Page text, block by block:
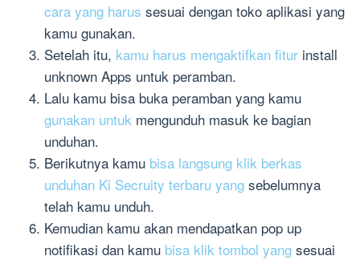
cara yang harus sesuai dengan toko aplikasi yang
kamu gunakan.
Setelah itu, kamu harus mengaktifkan fitur install
unknown Apps untuk peramban.
Lalu kamu bisa buka peramban yang kamu
gunakan untuk mengunduh masuk ke bagian
unduhan.
Berikutnya kamu bisa langsung klik berkas
unduhan Ki Secruity terbaru yang sebelumnya
telah kamu unduh.
Kemudian kamu akan mendapatkan pop up
notifikasi dan kamu bisa klik tombol yang sesuai